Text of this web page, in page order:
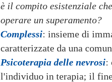
è il compito esistenziale
operare un superamento?
Complessi: insieme di
caratterizzate da una
Psicoterapia delle nevrosi:
l'individuo in terapia; il